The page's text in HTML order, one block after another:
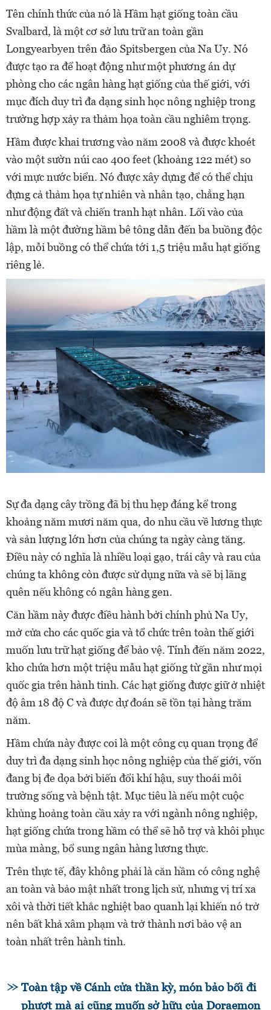
Tên chính thức của nó là Hầm hạt giống toàn cầu
Svalbard, là một cơ sở lưu trữ an toàn gần
Longyearbyen trên đảo Spitsbergen của Na Uy. Nó
được tạo ra để hoạt động như một phương án dự
phòng cho các ngân hàng hạt giống của thế giới, với
mục đích duy trì đa dạng sinh học nông nghiệp trong
trường hợp xảy ra thảm họa toàn cầu nghiêm trọng.
Hầm được khai trương vào năm 2008 và được khoét
vào một sườn núi cao 400 feet (khoảng 122 mét) so
với mực nước biển. Nó được xây dựng để có thể chịu
đựng cả thảm họa tự nhiên và nhân tạo, chẳng hạn
như động đất và chiến tranh hạt nhân. Lối vào của
hầm là một đường hầm bê tông dẫn đến ba buồng độc
lập, mỗi buồng có thể chứa tới 1,5 triệu mẫu hạt giống
riêng lẻ.
Sự đa dạng cây trồng đã bị thu hẹp đáng kể trong
khoảng năm mươi năm qua, do nhu cầu về lương thực
và sản lượng lớn hơn của chúng ta ngày càng tăng.
Điều này có nghĩa là nhiều loại gạo, trái cây và rau của
chúng ta không còn được sử dụng nữa và sẽ bị lãng
quên nếu không có ngân hàng gen.
Căn hầm này được điều hành bởi chính phủ Na Uy,
mở cửa cho các quốc gia và tổ chức trên toàn thế giới
muốn lưu trữ hạt giống để bảo vệ. Tính đến năm 2022,
kho chứa hơn một triệu mẫu hạt giống từ gần như mọi
quốc gia trên hành tinh. Các hạt giống được giữ ở nhiệt
độ âm 18 độ C và được dự đoán sẽ tồn tại hàng trăm
năm.
Hầm chứa này được coi là một công cụ quan trọng để
duy trì đa dạng sinh học nông nghiệp của thế giới, vốn
đang bị đe dọa bởi biến đổi khí hậu, suy thoái môi
trường sống và bệnh tật. Mục tiêu là nếu một cuộc
khủng hoảng toàn cầu xảy ra với ngành nông nghiệp,
hạt giống chứa trong hầm có thể sẽ hỗ trợ và khôi phục
mùa màng, bổ sung ngân hàng lương thực.
Trên thực tế, đây không phải là căn hầm có công nghệ
an toàn và bảo mật nhất trong lịch sử, nhưng vị trí xa
xôi và thời tiết khắc nghiệt bao quanh lại khiến nó trở
nên bất khả xâm phạm và trở thành nơi bảo vệ an
toàn nhất trên hành tinh.
Toàn tập về Cánh cửa thần kỳ, món bảo bối đi
phượt mà ai cũng muốn sở hữu của Doraemon